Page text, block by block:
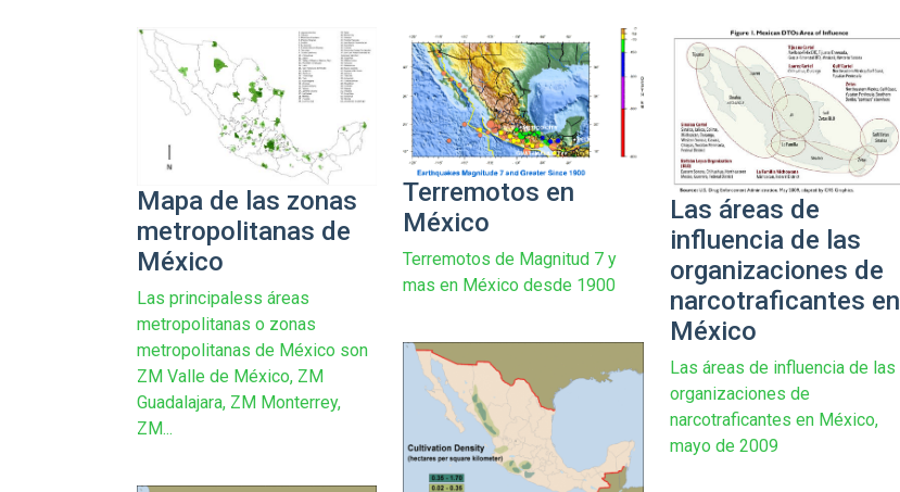
Mapa de las zonas
metropolitanas de
México
Las principaless áreas
metropolitanas o zonas
metropolitanas de México son
ZM Valle de México, ZM
Guadalajara, ZM Monterrey,
ZM...
Terremotos en
México
Terremotos de Magnitud 7 y
mas en México desde 1900
Las áreas de
influencia de las
organizaciones de
narcotraficantes en
México
Las áreas de influencia de las
organizaciones de
narcotraficantes en México,
mayo de 2009